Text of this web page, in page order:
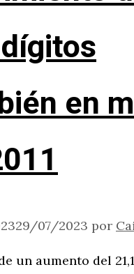
en
29/07/2023 por
un aumento del